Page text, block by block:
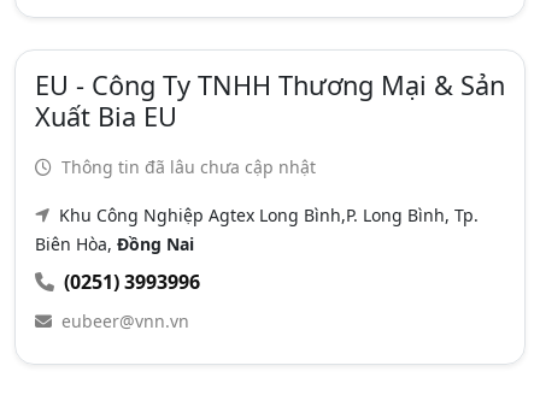
EU - Công Ty TNHH Thương Mại & Sản
Xuất Bia EU
Thông tin đã lâu chưa cập nhật
Khu Công Nghiệp Agtex Long Bình,P. Long Bình, Tp.
Biên Hòa, Đồng Nai
(0251) 3993996
eubeer@vnn.vn